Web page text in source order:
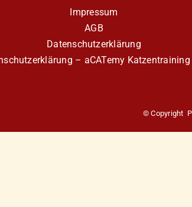
Impressum
AGB
Datenschutzerklärung
– aCATemy Katzentraining
© Copyright